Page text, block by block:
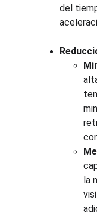
del
la